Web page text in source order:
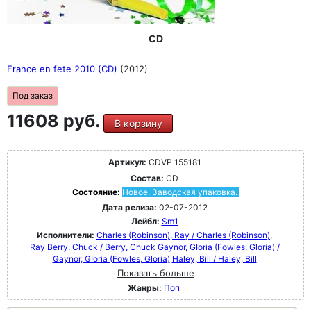
CD
France en fete 2010 (CD) (2012)
Под заказ
11608 руб. В корзину
Артикул: CDVP 155181
Состав: CD
Состояние: Новое. Заводская упаковка.
Дата релиза: 02-07-2012
Лейбл: Sm1
Исполнители: Charles (Robinson), Ray / Charles (Robinson),
Ray Berry, Chuck / Berry, Chuck Gaynor, GIoria (Fowles, Gloria) /
Gaynor, GIoria (Fowles, Gloria) Haley, Bill / Haley, Bill
Показать больше
Жанры: Поп